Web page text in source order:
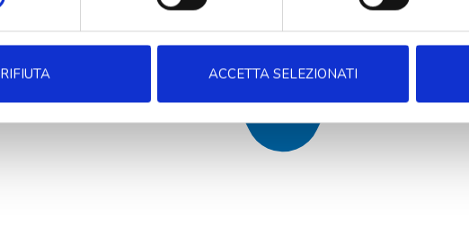
RIFIUTA ACCETTA SELEZIONATI